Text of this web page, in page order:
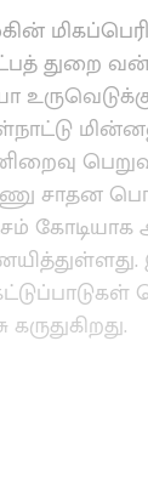
துறை
சாதன
கோடியாக